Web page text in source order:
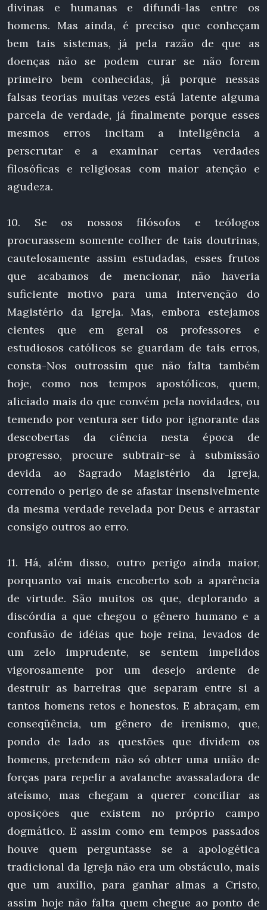
divinas e humanas e difundi-las entre os
homens. Mas ainda, é preciso que conheçam
bem tais sistemas, já pela razão de que as
doenças não se podem curar se não forem
primeiro bem conhecidas, já porque nessas
falsas teorias muitas vezes está latente alguma
parcela de verdade, já finalmente porque esses
mesmos erros incitam a inteligência a
perscrutar e a examinar certas verdades
filosóficas e religiosas com maior atenção e
agudeza.
10. Se os nossos filósofos e teólogos
procurassem somente colher de tais doutrinas,
cautelosamente assim estudadas, esses frutos
que acabamos de mencionar, não haveria
suficiente motivo para uma intervenção do
Magistério da Igreja. Mas, embora estejamos
cientes que em geral os professores e
estudiosos católicos se guardam de tais erros,
consta-Nos outrossim que não falta também
hoje, como nos tempos apostólicos, quem,
aliciado mais do que convém pela novidades, ou
temendo por ventura ser tido por ignorante das
descobertas da ciência nesta época de
progresso, procure subtrair-se à submissão
devida ao Sagrado Magistério da Igreja,
correndo o perigo de se afastar insensivelmente
da mesma verdade revelada por Deus e arrastar
consigo outros ao erro.
11. Há, além disso, outro perigo ainda maior,
porquanto vai mais encoberto sob a aparência
de virtude. São muitos os que, deplorando a
discórdia a que chegou o gênero humano e a
confusão de idéias que hoje reina, levados de
um zelo imprudente, se sentem impelidos
vigorosamente por um desejo ardente de
destruir as barreiras que separam entre si a
tantos homens retos e honestos. E abraçam, em
conseqüência, um gênero de irenismo, que,
pondo de lado as questões que dividem os
homens, pretendem não só obter uma união de
forças para repelir a avalanche avassaladora de
ateísmo, mas chegam a querer conciliar as
oposições que existem no próprio campo
dogmático. E assim como em tempos passados
houve quem perguntasse se a apologética
tradicional da Igreja não era um obstáculo, mais
que um auxílio, para ganhar almas a Cristo,
assim hoje não falta quem chegue ao ponto de